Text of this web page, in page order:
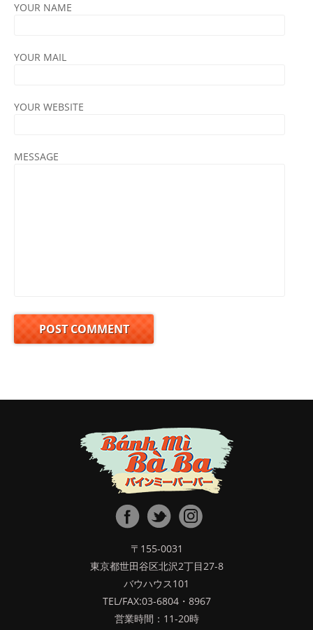
YOUR NAME
YOUR MAIL
YOUR WEBSITE
MESSAGE
〒155-0031
東京都世田谷区北沢2丁目27-8
バウハウス101
TEL/FAX:03-6804・8967
営業時間：11-20時